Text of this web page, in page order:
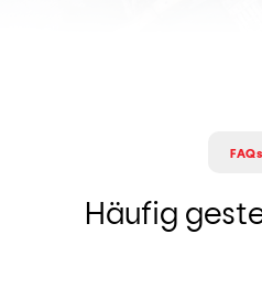
FAQs
Häufig